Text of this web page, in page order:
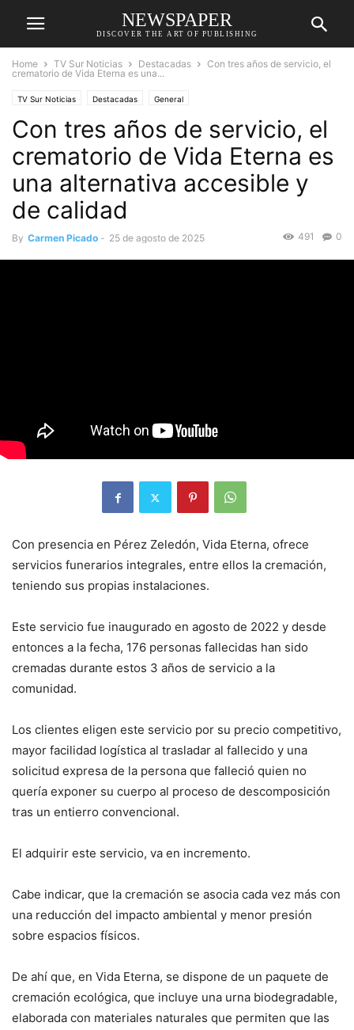
NEWSPAPER
DISCOVER THE ART OF PUBLISHING
Home TV Sur Noticias Destacadas
Con tres años de servicio, el
crematorio de Vida Eterna es una...
TV Sur Noticias Destacadas General
Con tres años de servicio, el
crematorio de Vida Eterna es
una alternativa accesible y
de calidad
By Carmen Picado - 25 de agosto de 2025 0
491
Con presencia en Pérez Zeledón, Vida Eterna, ofrece
servicios funerarios integrales, entre ellos la cremación,
teniendo sus propias instalaciones.
Este servicio fue inaugurado en agosto de 2022 y desde
entonces a la fecha, 176 personas fallecidas han sido
cremadas durante estos 3 años de servicio a la
comunidad.
Los clientes eligen este servicio por su precio competitivo,
mayor facilidad logística al trasladar al fallecido y una
solicitud expresa de la persona que falleció quien no
quería exponer su cuerpo al proceso de descomposición
tras un entierro convencional.
El adquirir este servicio, va en incremento.
Cabe indicar, que la cremación se asocia cada vez más con
una reducción del impacto ambiental y menor presión
sobre espacios físicos.
De ahí que, en Vida Eterna, se dispone de un paquete de
cremación ecológica, que incluye una urna biodegradable,
elaborada con materiales naturales que permiten que las